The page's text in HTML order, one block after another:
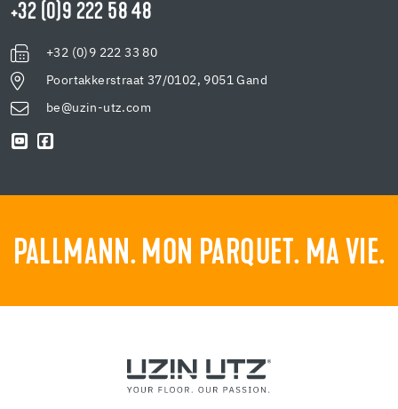
+32 (0)9 222 58 48
+32 (0)9 222 33 80
Poortakkerstraat 37/0102, 9051 Gand
be@uzin-utz.com
PALLMANN. MON PARQUET. MA VIE.